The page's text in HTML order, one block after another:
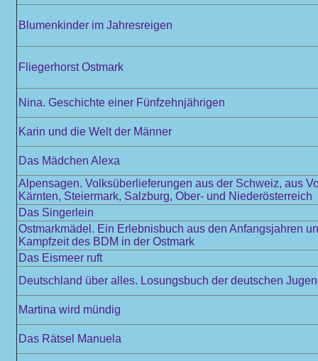
Blumenkinder im Jahresreigen
Fliegerhorst Ostmark
Nina. Geschichte einer Fünfzehnjährigen
Karin und die Welt der Männer
Das Mädchen Alexa
Alpensagen. Volksüberlieferungen aus der Schweiz, aus
Kärnten, Steiermark, Salzburg, Ober- und Niederösterreich
Das Singerlein
Ostmarkmädel. Ein Erlebnisbuch aus den Anfangsjahren
Kampfzeit des BDM in der Ostmark
Das Eismeer ruft
Deutschland über alles. Losungsbuch der deutschen
Martina wird mündig
Das Rätsel Manuela